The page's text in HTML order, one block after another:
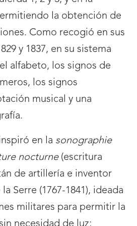
la obtención de
Como recogió en sus
y 1837, en su sistema
alfabeto, los signos de
los signos
musical y una
en la sonographie
nocturne(escritura
de artillería e inventor
Serre (1767-1841), ideada
militares para permitir la